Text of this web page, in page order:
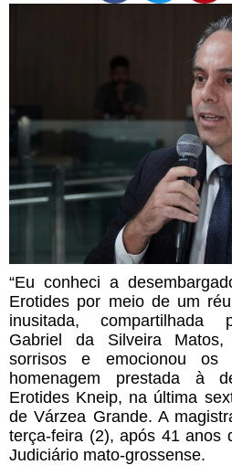
“Eu conheci a
Erotides por meio de um
inusitada, compartilhada
Gabriel da Silveira Matos,
sorrisos e emocionou os
homenagem prestada à
Erotides Kneip, na última
de Várzea Grande. A
terça-feira (2), após 41 anos
Judiciário mato-grossense.